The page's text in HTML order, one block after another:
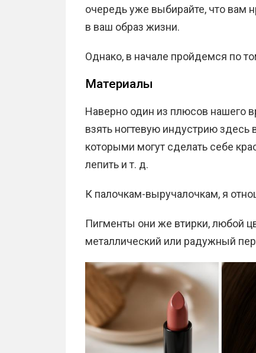
очередь уже выбирайте, что вам
в ваш образ жизни.
Однако, в начале пройдемся по
Материалы
Наверно один из плюсов нашего
взять ногтевую индустрию здесь
которыми могут сделать себе
лепить и т. д.
К палочкам-выручалочкам, я
Пигменты они же втирки, любой
металлический или радужный